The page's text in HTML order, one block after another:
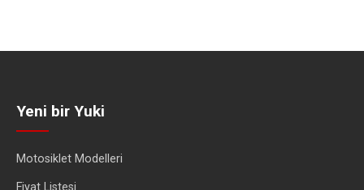
Yeni bir Yuki
Motosiklet Modelleri
Fiyat Listesi